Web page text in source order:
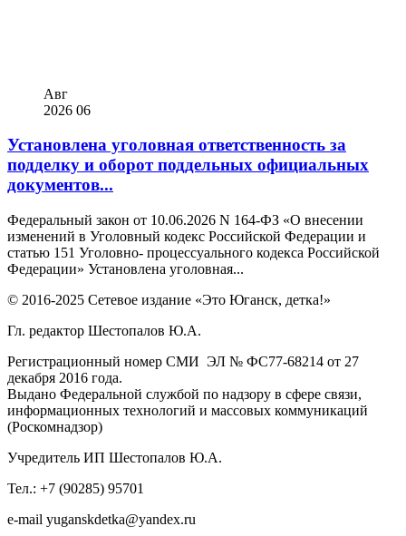
Авг
2026 06
Установлена уголовная ответственность за
подделку и оборот поддельных официальных
документов...
Федеральный закон от 10.06.2026 N 164-ФЗ «О внесении
изменений в Уголовный кодекс Российской Федерации и
статью 151 Уголовно- процессуального кодекса Российской
Федерации» Установлена уголовная...
© 2016-2025 Сетевое издание «Это Юганск, детка!»
Гл. редактор Шестопалов Ю.А.
Регистрационный номер СМИ ЭЛ № ФС77-68214 от 27
декабря 2016 года.
Выдано Федеральной службой по надзору в сфере связи,
информационных технологий и массовых коммуникаций
(Роскомнадзор)
Учредитель ИП Шестопалов Ю.А.
Тел.: +7 (90285) 95701
e-mail yuganskdetka@yandex.ru